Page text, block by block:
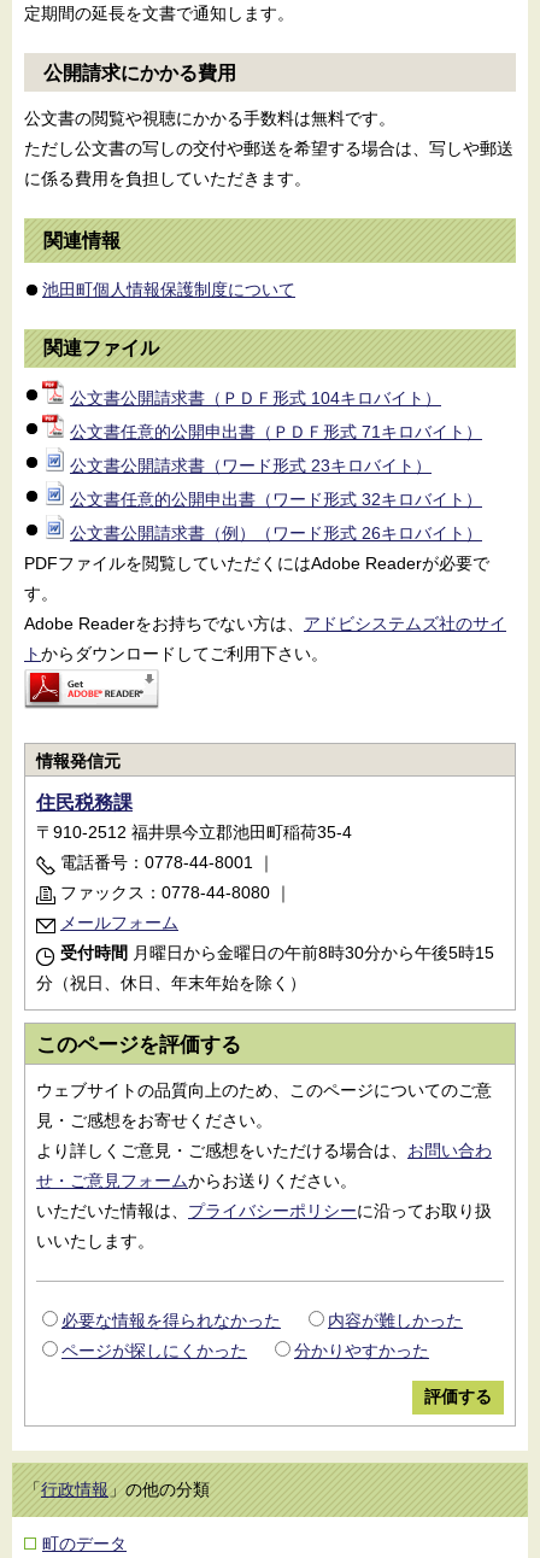
定期間の延長を文書で通知します。
公開請求にかかる費用
公文書の閲覧や視聴にかかる手数料は無料です。
ただし公文書の写しの交付や郵送を希望する場合は、写しや郵送
に係る費用を負担していただきます。
関連情報
池田町個人情報保護制度について
関連ファイル
公文書公開請求書（ＰＤＦ形式 104キロバイト）
公文書任意的公開申出書（ＰＤＦ形式 71キロバイト）
公文書公開請求書（ワード形式 23キロバイト）
公文書任意的公開申出書（ワード形式 32キロバイト）
公文書公開請求書（例）（ワード形式 26キロバイト）
PDFファイルを閲覧していただくにはAdobe Readerが必要で
す。
Adobe Readerをお持ちでない方は、 アドビシステムズ社のサイ
トからダウンロードしてご利用下さい。
情報発信元
住民税務課
〒910-2512 福井県今立郡池田町稲荷35-4
電話番号：0778-44-8001
｜
ファックス：0778-44-8080 ｜
メールフォーム
受付時間 月曜日から金曜日の午前8時30分から午後5時15
分（祝日、休日、年末年始を除く）
このページを評価する
ウェブサイトの品質向上のため、このページについてのご意
見・ご感想をお寄せください。
より詳しくご意見・ご感想をいただける場合は、 お問い合わ
せ・ご意見フォームからお送りください。
いただいた情報は、 プライバシーポリシーに沿ってお取り扱
いいたします。
必要な情報を得られなかった
内容が難しかった
ページが探しにくかった
分かりやすかった
「行政情報」の他の分類
町のデータ